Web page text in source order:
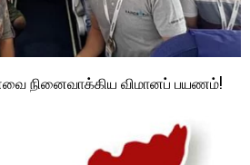
நினைவாக்கிய விமானப் பயணம்!